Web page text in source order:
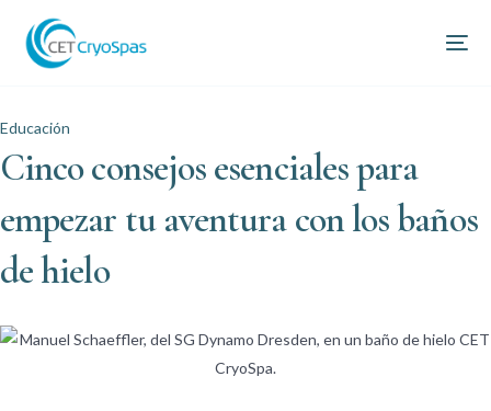
Educación
Cinco consejos esenciales para
empezar tu aventura con los baños
de hielo